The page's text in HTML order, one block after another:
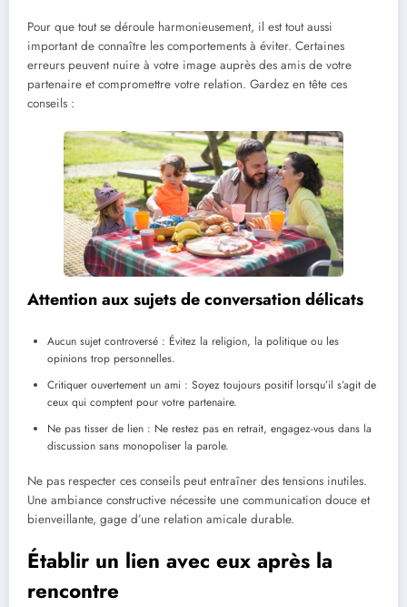
Pour que tout se déroule harmonieusement, il est tout aussi
important de connaître les comportements à éviter. Certaines
erreurs peuvent nuire à votre image auprès des amis de votre
partenaire et compromettre votre relation. Gardez en tête ces
conseils :
Attention aux sujets de conversation délicats
Aucun sujet controversé : Évitez la religion, la politique ou les
opinions trop personnelles.
Critiquer ouvertement un ami : Soyez toujours positif lorsqu’il s’agit de
ceux qui comptent pour votre partenaire.
Ne pas tisser de lien : Ne restez pas en retrait, engagez-vous dans la
discussion sans monopoliser la parole.
Ne pas respecter ces conseils peut entraîner des tensions inutiles.
Une ambiance constructive nécessite une communication douce et
bienveillante, gage d’une relation amicale durable.
Établir un lien avec eux après la
rencontre